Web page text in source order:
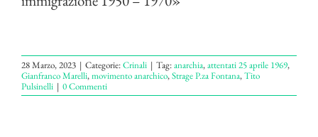
28 Marzo, 2023 | Categorie:Crinali | Tag:anarchia,attentati 25 aprile 1969,
Gianfranco Marelli,movimento anarchico,Strage P.za Fontana,Tito
Pulsinelli | 0 Commenti